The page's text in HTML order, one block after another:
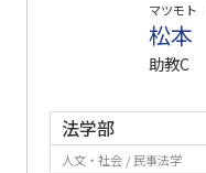
マツモト
松本
助教C
法学部
人文・社会 / 民事法学